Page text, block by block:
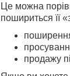
Це можна
пошириться її
продажу